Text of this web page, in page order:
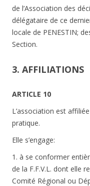
de l’Association des
délégataire de ce
locale de PENESTIN;
Section.
3. AFFILIATIONS
ARTICLE 10
L’association est
pratique.
Elle s’engage:
1. à se conformer
de la F.F.V.L. dont elle
Comité Régional ou